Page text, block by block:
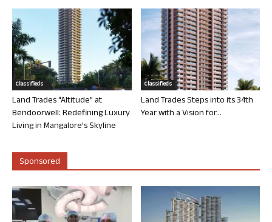
Classifieds
Land Trades “Altitude” at
Bendoorwell: Redefining Luxury
Living in Mangalore’s Skyline
Classifieds
Land Trades Steps into its 34th
Year with a Vision for...
Sponsored